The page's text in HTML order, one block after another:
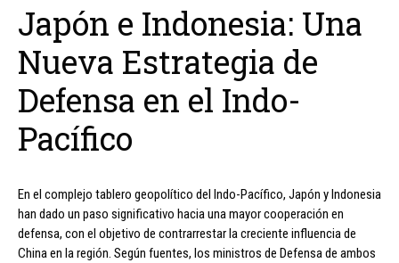
Japón e Indonesia: Una
Nueva Estrategia de
Defensa en el Indo-
Pacífico
En el complejo tablero geopolítico del Indo-Pacífico, Japón y Indonesia
han dado un paso significativo hacia una mayor cooperación en
defensa, con el objetivo de contrarrestar la creciente influencia de
China en la región. Según fuentes, los ministros de Defensa de ambos